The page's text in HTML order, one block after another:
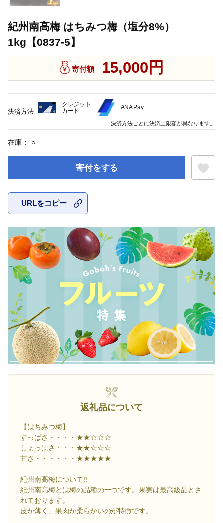
紀州南高梅 はちみつ梅（塩分8%）
1kg【0837-5】
寄付額 15,000円
在庫： ○
寄付をする
URLをコピー
返礼品について
【はちみつ梅】
すっぱさ・・・・★★☆☆☆
しょっぱさ・・・★★☆☆☆
甘さ・・・・・・★★★★★
紀州南高梅について!!
紀州南高梅とは梅の品種の一つです。果実は最高級品とさ
れております。
皮が薄く、果肉が柔らかいのが特徴です。
決済方法
クレジット
カード
ANA Pay
決済方法ごとに決済上限額が異なります。